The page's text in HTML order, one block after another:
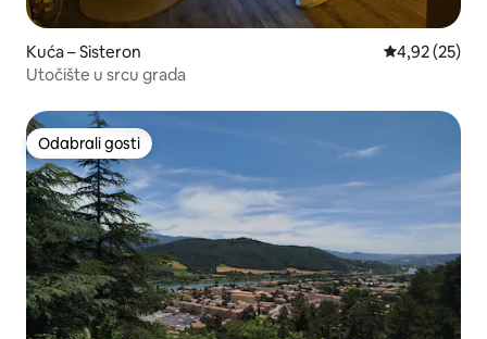
Kuća – Sisteron Prosječna
4,92 (25)
Utočište u srcu grada
Odabrali gosti
Odabrali gosti